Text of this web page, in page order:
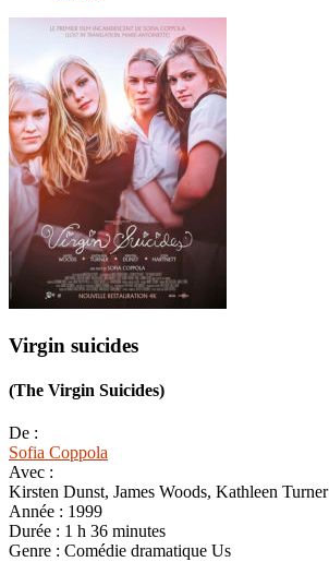
Virgin suicides
(The Virgin Suicides)
De :
Sofia Coppola
Avec :
Kirsten Dunst, James Woods, Kathleen Turner
Année : 1999
Durée : 1 h 36 minutes
Genre : Comédie dramatique Us